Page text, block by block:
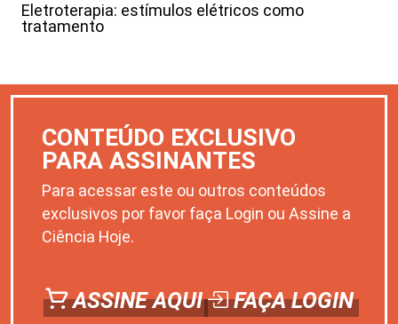
Eletroterapia: estímulos elétricos como
tratamento
CONTEÚDO EXCLUSIVO
PARA ASSINANTES
Para acessar este ou outros conteúdos
exclusivos por favor faça Login ou Assine a
Ciência Hoje.
ASSINE AQUI FAÇA LOGIN